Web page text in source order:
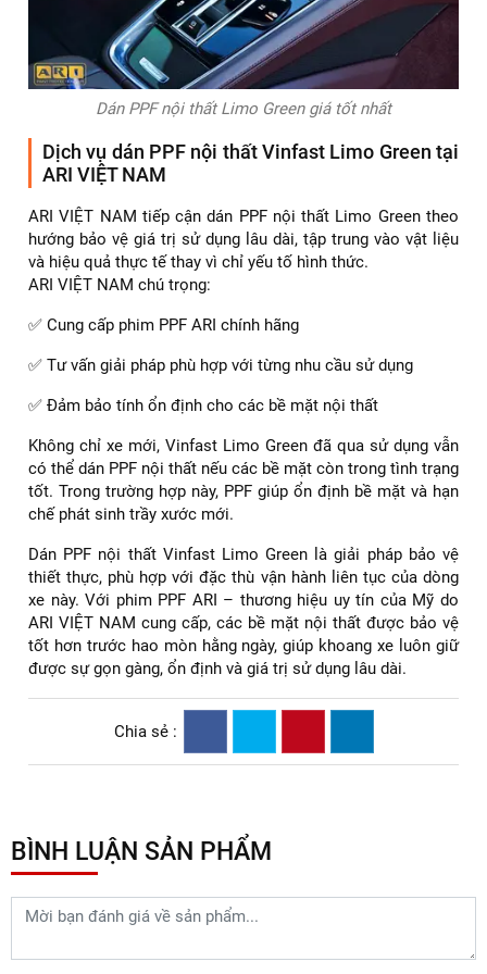
Dán PPF nội thất Limo Green giá tốt nhất
Dịch vụ dán PPF nội thất Vinfast Limo Green tại
ARI VIỆT NAM
ARI VIỆT NAM tiếp cận dán PPF nội thất Limo Green theo
hướng bảo vệ giá trị sử dụng lâu dài, tập trung vào vật liệu
và hiệu quả thực tế thay vì chỉ yếu tố hình thức.
ARI VIỆT NAM chú trọng:
✅ Cung cấp phim PPF ARI chính hãng
✅ Tư vấn giải pháp phù hợp với từng nhu cầu sử dụng
✅ Đảm bảo tính ổn định cho các bề mặt nội thất
Không chỉ xe mới, Vinfast Limo Green đã qua sử dụng vẫn
có thể dán PPF nội thất nếu các bề mặt còn trong tình trạng
tốt. Trong trường hợp này, PPF giúp ổn định bề mặt và hạn
chế phát sinh trầy xước mới.
Dán PPF nội thất Vinfast Limo Green là giải pháp bảo vệ
thiết thực, phù hợp với đặc thù vận hành liên tục của dòng
xe này. Với phim PPF ARI – thương hiệu uy tín của Mỹ do
ARI VIỆT NAM cung cấp, các bề mặt nội thất được bảo vệ
tốt hơn trước hao mòn hằng ngày, giúp khoang xe luôn giữ
được sự gọn gàng, ổn định và giá trị sử dụng lâu dài.
Chia sẻ :
BÌNH LUẬN SẢN PHẨM